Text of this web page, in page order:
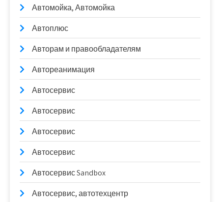
Автомойка, Автомойка
Автоплюс
Авторам и правообладателям
Автореанимация
Автосервис
Автосервис
Автосервис
Автосервис
Автосервис Sandbox
Автосервис, автотехцентр